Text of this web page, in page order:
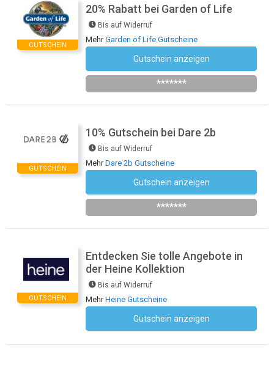
GUTSCHEIN
20% Rabatt bei Garden of Life
Bis auf Widerruf
MehrGarden of Life Gutscheine
Gutschein anzeigen
*******
GUTSCHEIN
10% Gutschein bei Dare 2b
Bis auf Widerruf
MehrDare 2b Gutscheine
Gutschein anzeigen
*******
GUTSCHEIN
Entdecken Sie tolle Angebote in
der Heine Kollektion
Bis auf Widerruf
MehrHeine Gutscheine
Gutschein anzeigen